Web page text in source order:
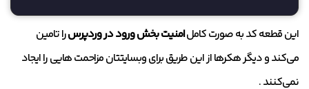
این قطعه کد به صورت کاملامنیت بخش ورود در وردپرسرا تامین
می‌کند و دیگر هکرها از این طریق برای وبسایتتان مزاحمت هایی را ایجاد
نمی‌کنند .